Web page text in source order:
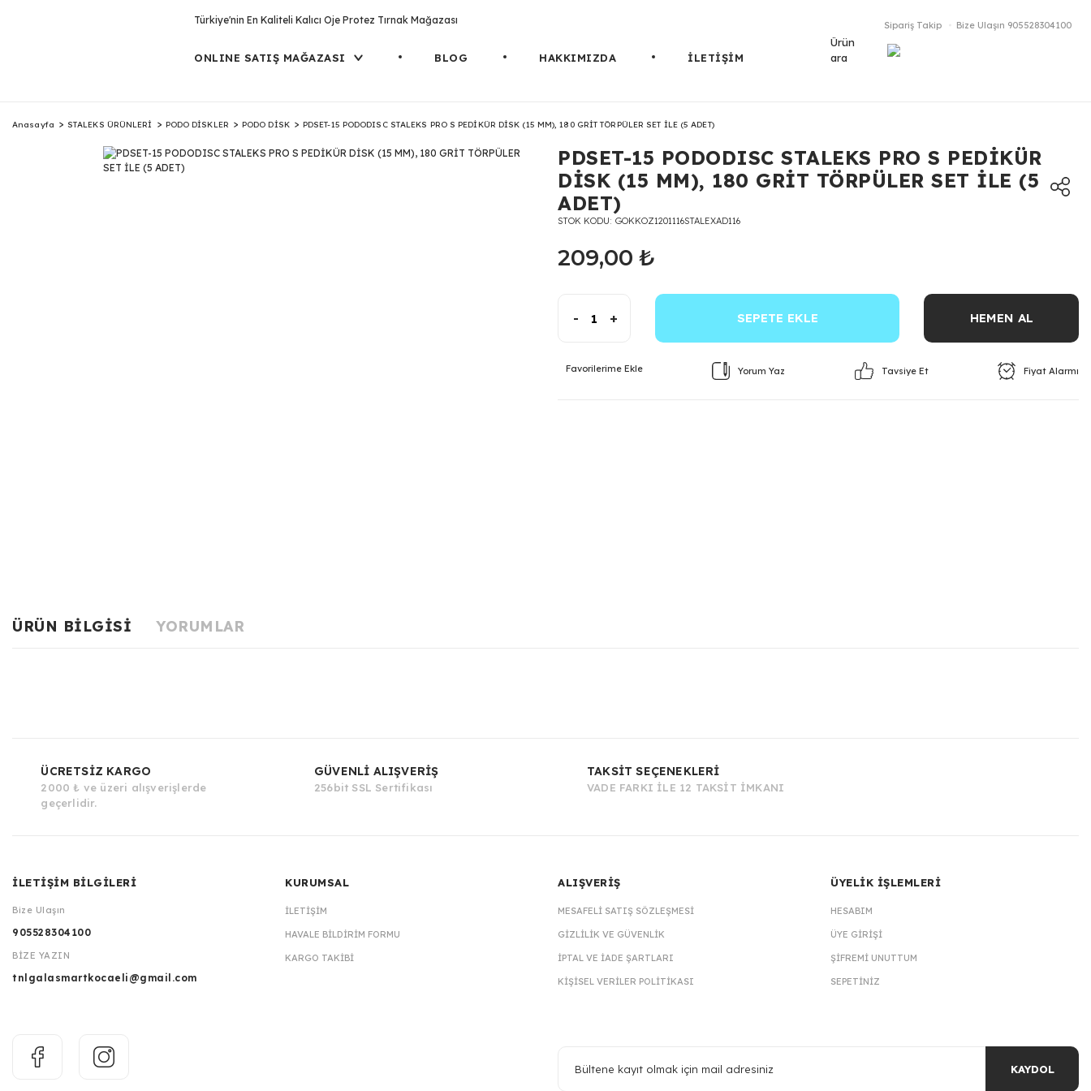
Türkiye'nin En Kaliteli Kalıcı Oje Protez Tırnak Mağazası
ONLINE SATIŞ MAĞAZASI BLOG HAKKIMIZDA İLETİŞİM
Sipariş Takip Bize Ulaşın 905528304100
Ürün
ara
Anasayfa STALEKS ÜRÜNLERİ PODO DİSKLER PODO DİSK PDSET-15 PODODISC STALEKS PRO S PEDİKÜR DİSK (15 MM), 180 GRİT TÖRPÜLER SET İLE (5 ADET)
PDSET-15 PODODISC STALEKS PRO S PEDİKÜR
DİSK (15 MM), 180 GRİT TÖRPÜLER SET İLE (5
ADET)
STOK KODU GOKKOZ1201116STALEXAD116
209,00 ₺
- + SEPETE EKLE HEMEN AL
Yorum Yaz Tavsiye Et Fiyat Alarmı
ÜRÜN BILGISI YORUMLAR
ÜCRETSİZ KARGO
2000 ₺ ve üzeri alışverişlerde
geçerlidir.
GÜVENLİ ALIŞVERİŞ
256bit SSL Sertifikası
TAKSİT SEÇENEKLERİ
VADE FARKI İLE 12 TAKSİT İMKANI
İLETİŞİM BİLGİLERİ
Bize Ulaşın
905528304100
BİZE YAZIN
tnlgalasmartkocaeli@gmail.com
KURUMSAL
İLETIŞIM
HAVALE BILDIRIM FORMU
KARGO TAKIBI
ALIŞVERİŞ
MESAFELI SATIŞ SÖZLEŞMESI
GIZLILIK VE GÜVENLIK
İPTAL VE İADE ŞARTLARI
KIŞISEL VERILER POLITIKASI
ÜYELİK İŞLEMLERİ
HESABIM
ÜYE GIRIŞI
ŞIFREMI UNUTTUM
SEPETINIZ
KAYDOL